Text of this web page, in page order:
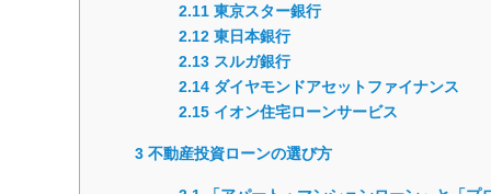
2.11 東京スター銀行
2.12 東日本銀行
2.13 スルガ銀行
2.14 ダイヤモンドアセットファイナンス
2.15 イオン住宅ローンサービス
3 不動産投資ローンの選び方